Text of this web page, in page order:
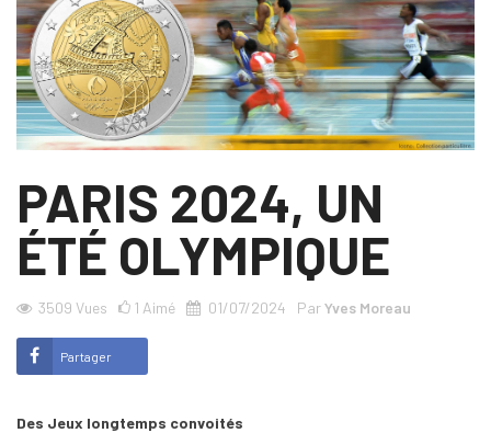
PARIS 2024, UN
ÉTÉ OLYMPIQUE
3509 Vues 1 Aimé 01/07/2024 ParYves Moreau
Partager
Des Jeux longtemps convoités